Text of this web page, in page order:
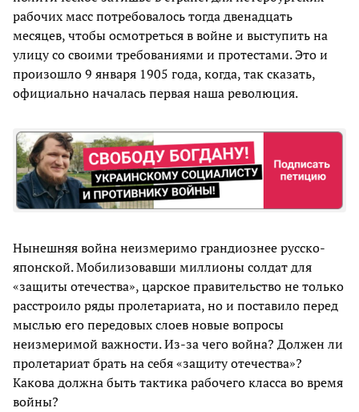
рабочих масс потребовалось тогда двенадцать
месяцев, чтобы осмотреться в войне и выступить на
улицу со своими требованиями и протестами. Это и
произошло 9 января 1905 года, когда, так сказать,
официально началась первая наша революция.
Нынешняя война неизмеримо грандиознее русско-
японской. Мобилизовавши миллионы солдат для
«защиты отечества», царское правительство не только
расстроило ряды пролетариата, но и поставило перед
мыслью его передовых слоев новые вопросы
неизмеримой важности. Из-за чего война? Должен ли
пролетариат брать на себя «защиту отечества»?
Какова должна быть тактика рабочего класса во время
войны?